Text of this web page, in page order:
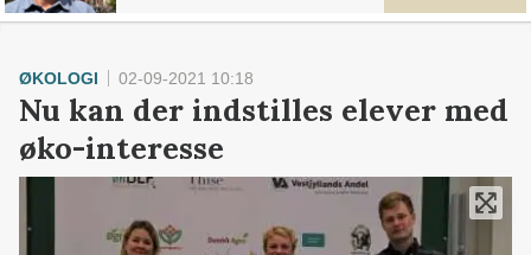
ØKOLOGI 02-09-2021 10:18
Nu kan der indstilles elever med
øko-interesse